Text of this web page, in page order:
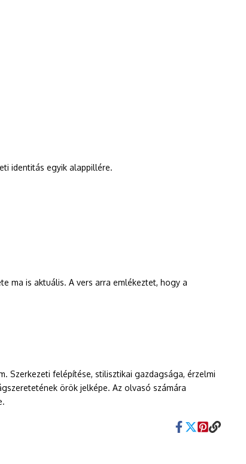
identitás egyik alappillére.
ma is aktuális. A vers arra emlékeztet, hogy a
Szerkezeti felépítése, stilisztikai gazdagsága, érzelmi
örök jelképe. Az olvasó számára